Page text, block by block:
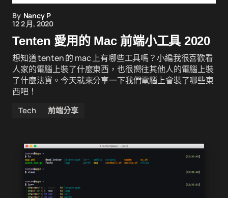
By Nancy P
12 2 月, 2020
Tenten 愛用的 Mac 前端小工具 2020
想知道 tenten 的 mac 上有哪些工具嗎？小編我很喜歡看
人家的電腦上裝了什麼東西，也很嚮往其他人的電腦上裝
了什麼法寶。今天就來分享一下我們電腦上會裝了哪些東
西吧！
Tech 前端分享